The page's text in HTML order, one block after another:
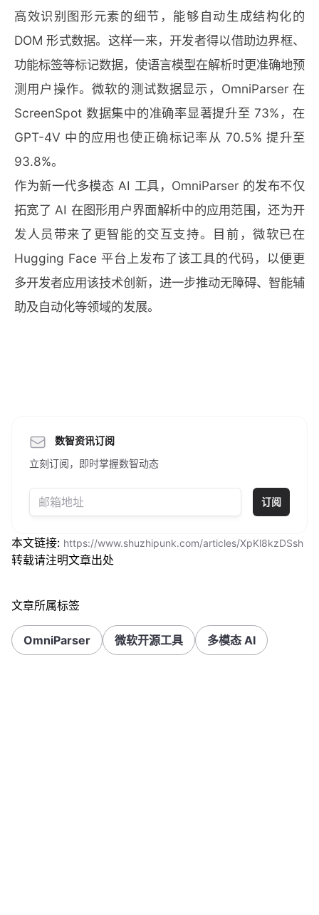
高效识别图形元素的细节，能够自动生成结构化的
DOM 形式数据。这样一来，开发者得以借助边界框、
功能标签等标记数据，使语言模型在解析时更准确地预
测用户操作。微软的测试数据显示，OmniParser 在
ScreenSpot 数据集中的准确率显著提升至 73%，在
GPT-4V 中的应用也使正确标记率从 70.5% 提升至
93.8%。
作为新一代多模态 AI 工具，OmniParser 的发布不仅
拓宽了 AI 在图形用户界面解析中的应用范围，还为开
发人员带来了更智能的交互支持。目前，微软已在
Hugging Face 平台上发布了该工具的代码，以便更
多开发者应用该技术创新，进一步推动无障碍、智能辅
助及自动化等领域的发展。
数智资讯订阅
立刻订阅，即时掌握数智动态
订阅
本文链接: https://www.shuzhipunk.com/articles/XpKl8kzDSsh
转载请注明文章出处
文章所属标签
OmniParser 微软开源工具 多模态 AI